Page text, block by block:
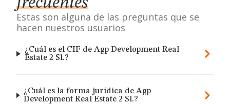
Estas son alguna de las preguntas que se
hacen nuestros usuarios
¿Cuál es el CIF de Agp Development Real
Estate 2 Sl.?
¿Cuál es la forma jurídica de Agp
Development Real Estate 2 Sl.?